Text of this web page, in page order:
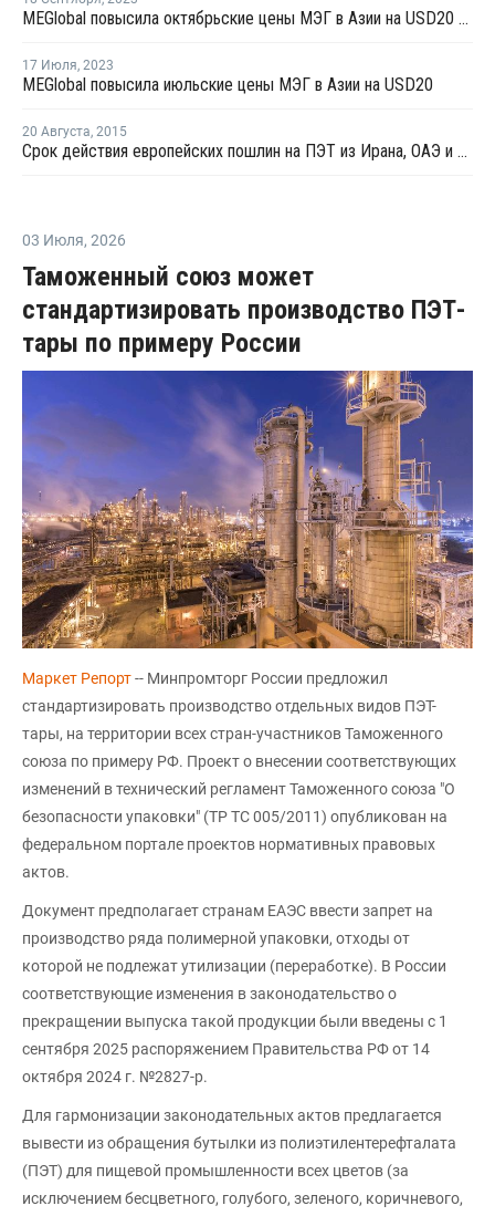
MEGlobal повысила октябрьские цены МЭГ в Азии на USD20 за тонну
17 Июля, 2023
MEGlobal повысила июльские цены МЭГ в Азии на USD20
20 Августа, 2015
Срок действия европейских пошлин на ПЭТ из Ирана, ОАЭ и Пакистана истекает в сентябре
03 Июля, 2026
Таможенный союз может
стандартизировать производство ПЭТ-
тары по примеру России
Маркет Репорт-- Минпромторг России предложил
стандартизировать производство отдельных видов ПЭТ-
тары, на территории всех стран-участников Таможенного
союза по примеру РФ. Проект о внесении соответствующих
изменений в технический регламент Таможенного союза "О
безопасности упаковки" (ТР ТС 005/2011) опубликован на
федеральном портале проектов нормативных правовых
актов.
Документ предполагает странам ЕАЭС ввести запрет на
производство ряда полимерной упаковки, отходы от
которой не подлежат утилизации (переработке). В России
соответствующие изменения в законодательство о
прекращении выпуска такой продукции были введены с 1
сентября 2025 распоряжением Правительства РФ от 14
октября 2024 г. №2827-p.
Для гармонизации законодательных актов предлагается
вывести из обращения бутылки из полиэтилентерефталата
(ПЭТ) для пищевой промышленности всех цветов (за
исключением бесцветного, голубого, зеленого, коричневого,